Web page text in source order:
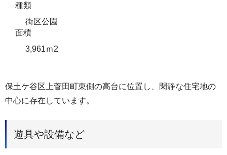
種類
街区公園
面積
3,961ｍ2
保土ケ谷区上菅田町東側の高台に位置し、閑静な住宅地の
中心に存在しています。
遊具や設備など